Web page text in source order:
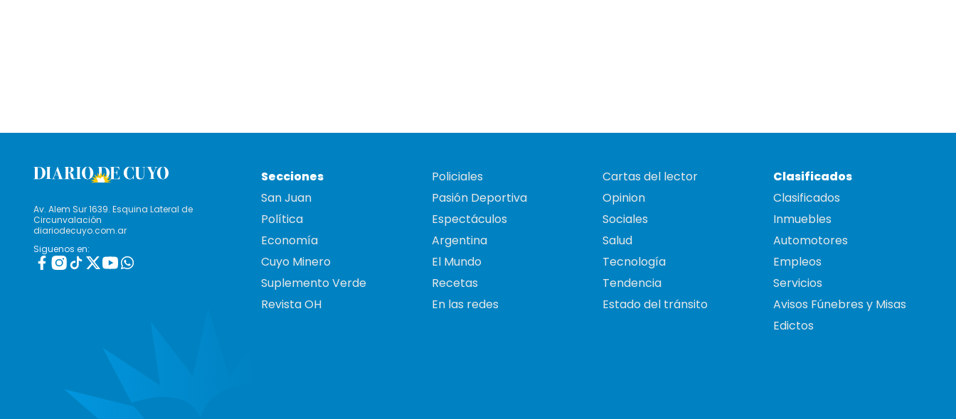
Av. Alem Sur 1639. Esquina Lateral de
Circunvalación
diariodecuyo.com.ar
Siguenos en:
Secciones
San Juan
Política
Economía
Cuyo Minero
Suplemento Verde
Revista OH
Policiales
Pasión Deportiva
Espectáculos
Argentina
El Mundo
Recetas
En las redes
Cartas del lector
Opinion
Sociales
Salud
Tecnología
Tendencia
Estado del tránsito
Clasificados
Clasificados
Inmuebles
Automotores
Empleos
Servicios
Avisos Fúnebres y Misas
Edictos